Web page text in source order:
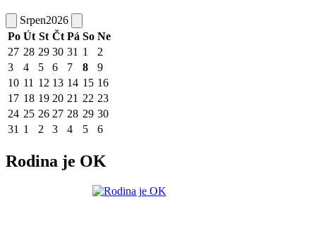
Srpen2026
Po Út St Čt Pá So Ne
27 28 29 30 31 1
2
3
4 5 6 7 8
9
10 11 12 13 14 15 16
17 18 19 20 21 22 23
24 25 26 27 28 29 30
31 1 2 3 4 5 6
Rodina je OK